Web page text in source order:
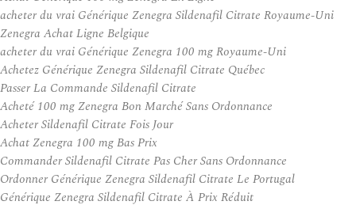
acheter du vrai Générique Zenegra Sildenafil Citrate Royaume-Uni
Zenegra Achat Ligne Belgique
acheter du vrai Générique Zenegra 100 mg Royaume-Uni
Achetez Générique Zenegra Sildenafil Citrate Québec
Passer La Commande Sildenafil Citrate
Acheté 100 mg Zenegra Bon Marché Sans Ordonnance
Acheter Sildenafil Citrate Fois Jour
Achat Zenegra 100 mg Bas Prix
Commander Sildenafil Citrate Pas Cher Sans Ordonnance
Ordonner Générique Zenegra Sildenafil Citrate Le Portugal
Générique Zenegra Sildenafil Citrate À Prix Réduit